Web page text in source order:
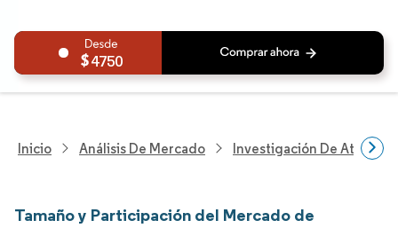
4750
Inicio Análisis De Mercado Investigación De
Tamaño y Participación del Mercado de